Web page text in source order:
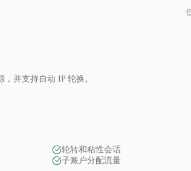
并支持自动 IP 轮换。
轮转和粘性会话
子账户分配流量